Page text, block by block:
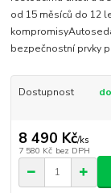
od 15 měsíců do 12
bezpečnostní prvky
Dostupnost
8 490 Kč/ks
7 580 Kč bez DPH